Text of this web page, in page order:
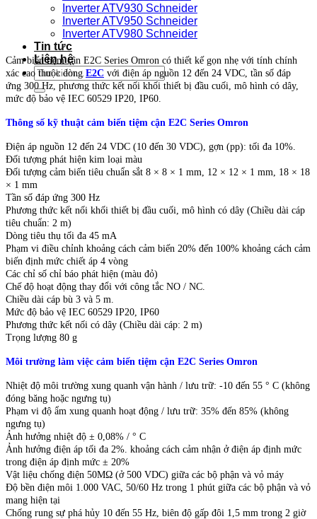
Inverter ATV930 Schneider
Inverter ATV950 Schneider
Inverter ATV980 Schneider
Tin tức
Liên hệ
Tìm
kiếm:
Cảm biến tiệm cận E2C Series Omron có thiết kế gọn nhẹ với tính chính
xác cao thuộc dòng E2C với điện áp nguồn 12 đến 24 VDC, tần số đáp
ứng 300 Hz, phương thức kết nối khối thiết bị đầu cuối, mô hình có dây,
mức độ bảo vệ IEC 60529 IP20, IP60.
Thông số kỹ thuật cảm biến tiệm cận E2C Series Omron
Điện áp nguồn 12 đến 24 VDC (10 đến 30 VDC), gợn (pp): tối đa 10%.
Đối tượng phát hiện kim loại màu
Đối tượng cảm biến tiêu chuẩn sắt 8 × 8 × 1 mm, 12 × 12 × 1 mm, 18 × 18
× 1 mm
Tần số đáp ứng 300 Hz
Phương thức kết nối khối thiết bị đầu cuối, mô hình có dây (Chiều dài cáp
tiêu chuẩn: 2 m)
Dòng tiêu thụ tối đa 45 mA
Phạm vi điều chỉnh khoảng cách cảm biến 20% đến 100% khoảng cách cảm
biến định mức chiết áp 4 vòng
Các chỉ số chỉ báo phát hiện (màu đỏ)
Chế độ hoạt động thay đổi với công tắc NO / NC.
Chiều dài cáp bù 3 và 5 m.
Mức độ bảo vệ IEC 60529 IP20, IP60
Phương thức kết nối có dây (Chiều dài cáp: 2 m)
Trọng lượng 80 g
Môi trường làm việc cảm biến tiệm cận E2C Series Omron
Nhiệt độ môi trường xung quanh vận hành / lưu trữ: -10 đến 55 ° C (không
đóng băng hoặc ngưng tụ)
Phạm vi độ ẩm xung quanh hoạt động / lưu trữ: 35% đến 85% (không
ngưng tụ)
Ảnh hưởng nhiệt độ ± 0,08% / ° C
Ảnh hưởng điện áp tối đa 2%. khoảng cách cảm nhận ở điện áp định mức
trong điện áp định mức ± 20%
Vật liệu chống điện 50MΩ (ở 500 VDC) giữa các bộ phận và vỏ máy
Độ bền điện môi 1.000 VAC, 50/60 Hz trong 1 phút giữa các bộ phận và vỏ
mang hiện tại
Chống rung sự phá hủy 10 đến 55 Hz, biên độ gấp đôi 1,5 mm trong 2 giờ